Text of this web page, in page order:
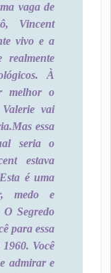
vaga de
Vincent
vivo e a
realmente
À
melhor o
vai
Mas essa
seria o
estava
Esta é uma
medo e
Segredo
para essa
Você
admirar e